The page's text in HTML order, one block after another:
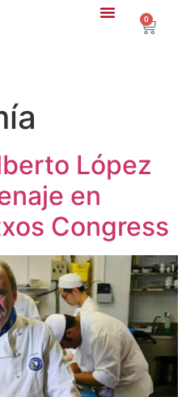
0
López
en
Congress